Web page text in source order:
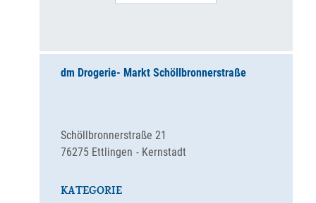
dm Drogerie- Markt Schöllbronnerstraße
Kernstadt
Schöllbronnerstraße 21
76275 Ettlingen
KATEGORIE